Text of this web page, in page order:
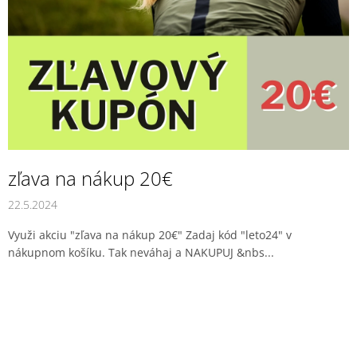
zľava na nákup 20€
22.5.2024
Využi akciu "zľava na nákup 20€" Zadaj kód "leto24" v
nákupnom košíku. Tak neváhaj a NAKUPUJ &nbs...